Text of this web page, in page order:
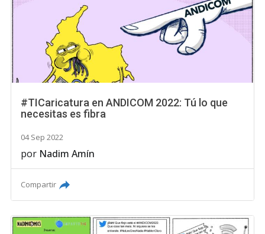
#TICaricatura en ANDICOM 2022: Tú lo que
necesitas es fibra
04 Sep 2022
por Nadim Amín
Compartir